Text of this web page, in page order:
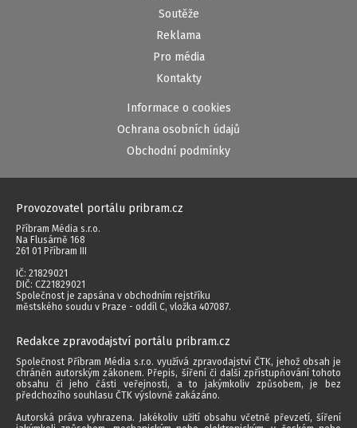
Soutěže
Reklama
Pro média
Kontakty
Informace o cookies
Ochrana osobních údajů
Obchodní podmínky
Provozovatel portálu pribram.cz
Příbram Média s.r.o.
Na Flusárně 168
261 01 Příbram III
IČ: 21829021
DIČ: CZ21829021
Společnost je zapsána v obchodním rejstříku
městského soudu v Praze - oddíl C, vložka 407087.
Redakce zpravodajství portálu pribram.cz
Společnost Příbram Média s.r.o. využívá zpravodajství ČTK, jehož obsah je
chráněn autorským zákonem. Přepis, šíření či další zpřístupňování tohoto
obsahu či jeho části veřejnosti, a to jakýmkoliv způsobem, je bez
předchozího souhlasu ČTK výslovně zakázáno.
Autorská práva vyhrazena. Jakékoliv užití obsahu včetně převzetí, šíření